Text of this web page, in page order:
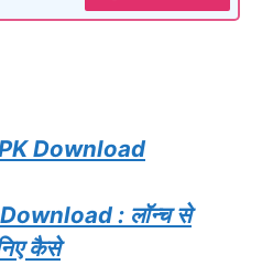
Download
: लॉन्च से
कैसे